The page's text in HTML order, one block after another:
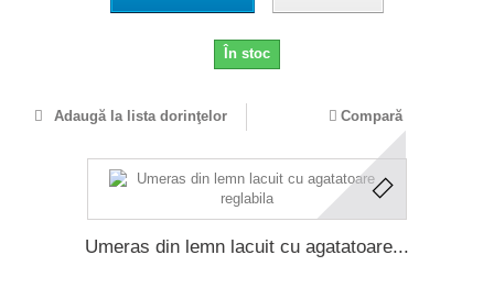
În stoc
Adaugă la lista dorinţelor Compară
Umeras din lemn lacuit cu agatatoare...